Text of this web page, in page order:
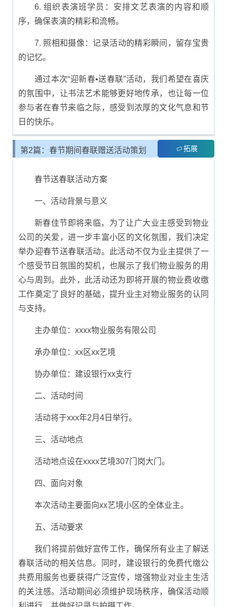
6. 组织表演班学员：安排文艺表演的内容和顺
序，确保表演的精彩和流畅。
7. 照相和摄像：记录活动的精彩瞬间，留存宝贵
的记忆。
通过本次“迎新春•送春联”活动，我们希望在喜庆
的氛围中，让书法艺术能够更好地传承，也让每一位
参与者在春节来临之际，感受到浓厚的文化气息和节
日的快乐。
第2篇：春节期间春联赠送活动策划 拓展
春节送春联活动方案
一、活动背景与意义
新春佳节即将来临，为了让广大业主感受到物业
公司的关爱，进一步丰富小区的文化氛围，我们决定
举办迎春节送春联活动。此活动不仅为业主提供了一
个感受节日氛围的契机，也展示了我们物业服务的用
心与周到。此外，此活动还为即将开展的物业费收缴
工作奠定了良好的基础，提升业主对物业服务的认同
与支持。
主办单位：xxxx物业服务有限公司
承办单位：xx区xx艺境
协办单位：建设银行xx支行
二、活动时间
活动将于xxx年2月4日举行。
三、活动地点
活动地点设在xxxx艺境307门岗大门。
四、面向对象
本次活动主要面向xx艺境小区的全体业主。
五、活动要求
我们将提前做好宣传工作，确保所有业主了解送
春联活动的相关信息。同时，建设银行的免费代缴公
共费用服务也要获得广泛宣传，增强物业对业主生活
的关注感。活动期间必须维护现场秩序，确保活动顺